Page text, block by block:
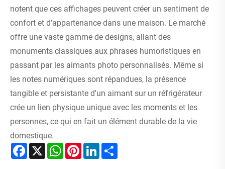
notent que ces affichages peuvent créer un sentiment de
confort et d’appartenance dans une maison. Le marché
offre une vaste gamme de designs, allant des
monuments classiques aux phrases humoristiques en
passant par les aimants photo personnalisés. Même si
les notes numériques sont répandues, la présence
tangible et persistante d'un aimant sur un réfrigérateur
crée un lien physique unique avec les moments et les
personnes, ce qui en fait un élément durable de la vie
domestique.
Facebook
X WhatsAppPinterestLinkedIn